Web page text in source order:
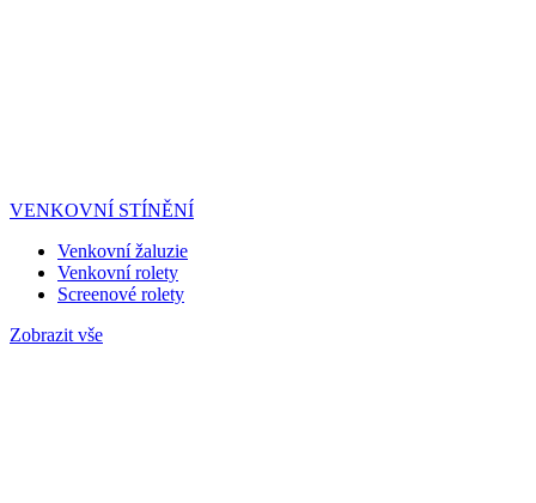
VENKOVNÍ STÍNĚNÍ
Venkovní žaluzie
Venkovní rolety
Screenové rolety
Zobrazit vše